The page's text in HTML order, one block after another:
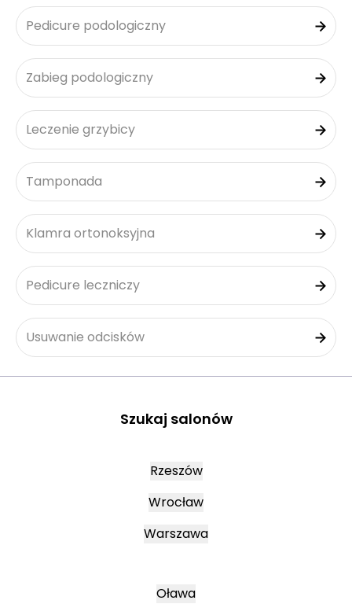
Pedicure podologiczny
Zabieg podologiczny
Leczenie grzybicy
Tamponada
Klamra ortonoksyjna
Pedicure leczniczy
Usuwanie odcisków
Szukaj salonów
Rzeszów
Wrocław
Warszawa
Oława